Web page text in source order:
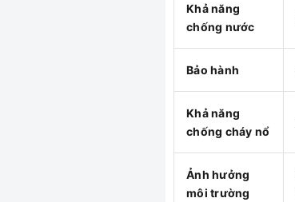
Khả năng
chống nước
Bảo hành
Khả năng
chống cháy nổ
Ảnh hưởng
môi trường